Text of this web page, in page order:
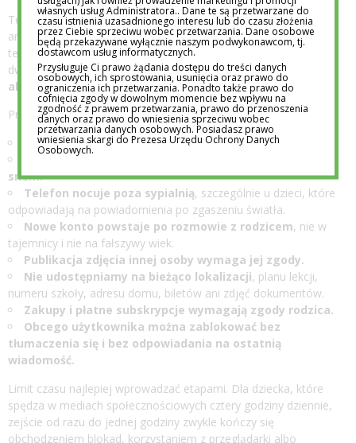
Techniczne limity warto ustawić, ale nie należy zaczynać od
arbitralnego „godzina dziennie dla każdego”. Inaczej korzysta z
telefonu dziecko, które montuje film, inaczej takie, które przez
dwie godziny bezwiednie przewija krótkie nagrania.Rodzaj
aktywności jest ważniejszy niż sam licznik.
Praktyczny układ rodzinnych zasad może wyglądać tak:
Brak telefonu podczas posiłków.
Brak social mediów przez ostatnie 60 minut przed
snem.
Telefon nocuje poza sypialnią, szczególnie u dzieci, które
odpowiadają na powiadomienia po zgaszeniu światła.
Nowe konto powstaje po rozmowie z rodzicem, nie w
tajemnicy i nie na fałszywy wiek.
Publikacja zdjęcia innej osoby wymaga jej zgody.
Nie udostępniamy na bieżąco lokalizacji, planu lekcji,
numeru szkoły, adresu domu, biletów ani zdjęć dokumentów.
Zakupy i płatne subskrypcje wymagają zgody rodzica.
Obcego użytkownika można zablokować bez
tłumaczenia się i bez odpowiadania na ostatnią
wiadomość.
Limit czasu najlepiej wprowadzać etapami. Dla dziecka, które
spędza w mediach społecznościowych cztery godziny dziennie,
zejście od razu do jednej godziny zwykle kończy się
obchodzeniem blokad, korzystaniem z przeglądarki albo
własnych usług Administratora.. Dane te są przetwarzane do
czasu istnienia uzasadnionego interesu lub do czasu złożenia
przez Ciebie sprzeciwu wobec przetwarzania. Dane osobowe
będą przekazywane wyłącznie naszym podwykonawcom, tj.
dostawcom usług informatycznych.
Przysługuje Ci prawo żądania dostępu do treści danych
osobowych, ich sprostowania, usunięcia oraz prawo do
ograniczenia ich przetwarzania. Ponadto także prawo do
cofnięcia zgody w dowolnym momencie bez wpływu na
zgodność z prawem przetwarzania, prawo do przenoszenia
danych oraz prawo do wniesienia sprzeciwu wobec
przetwarzania danych osobowych. Posiadasz prawo
wniesienia skargi do Prezesa Urzędu Ochrony Danych
Osobowych.